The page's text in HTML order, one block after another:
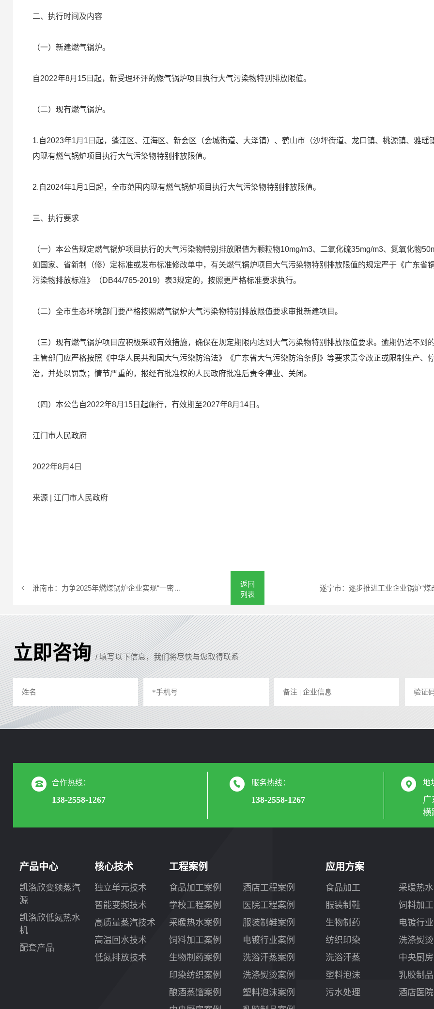
二、执行时间及内容
（一）新建燃气锅炉。
自2022年8月15日起，新受理环评的燃气锅炉项目执行大气污染物特别排放限值。
（二）现有燃气锅炉。
1.自2023年1月1日起，蓬江区、江海区、新会区（会城街道、大泽镇）、鹤山市（沙坪街道、龙口镇、桃源镇、雅瑶
内现有燃气锅炉项目执行大气污染物特别排放限值。
2.自2024年1月1日起，全市范围内现有燃气锅炉项目执行大气污染物特别排放限值。
三、执行要求
（一）本公告规定燃气锅炉项目执行的大气污染物特别排放限值为颗粒物10mg/m3、二氧化硫35mg/m3、氮氧化物
如国家、省新制（修）定标准或发布标准修改单中，有关燃气锅炉项目大气污染物特别排放限值的规定严于《广东省
污染物排放标准》（DB44/765-2019）表3规定的，按照更严格标准要求执行。
（二）全市生态环境部门要严格按照燃气锅炉大气污染物特别排放限值要求审批新建项目。
（三）现有燃气锅炉项目应积极采取有效措施，确保在规定期限内达到大气污染物特别排放限值要求。逾期仍达不到
主管部门应严格按照《中华人民共和国大气污染防治法》《广东省大气污染防治条例》等要求责令改正或限制生产、
治，并处以罚款；情节严重的，报经有批准权的人民政府批准后责令停业、关闭。
（四）本公告自2022年8月15日起施行，有效期至2027年8月14日。
江门市人民政府
2022年8月4日
来源 | 江门市人民政府
淮南市：力争2025年燃煤锅炉企业实现“一密闭，五到位”
返回
列表
遂宁市：逐步推进工业企业锅炉“煤
立即咨询 / 填写以下信息，我们将尽快与您取得联系
合作热线：
138-2558-1267
服务热线：
138-2558-1267
地
广
横
产品中心
凯洛欣变频蒸汽
源
凯洛欣低氮热水
机
配套产品
核心技术
独立单元技术
智能变频技术
高质量蒸汽技术
高温回水技术
低氮排放技术
工程案例
食品加工案例
酒店工程案例
学校工程案例
医院工程案例
采暖热水案例
服装制鞋案例
饲料加工案例
电镀行业案例
生物制药案例
洗浴汗蒸案例
印染纺织案例
洗涤熨烫案例
酿酒蒸馏案例
塑料泡沫案例
应用方案
食品加工
采暖热水
服装制鞋
饲料加工
生物制药
电镀行业
纺织印染
洗涤熨烫
洗浴汗蒸
中央厨房
塑料泡沫
乳胶制品
污水处理
酒店医院